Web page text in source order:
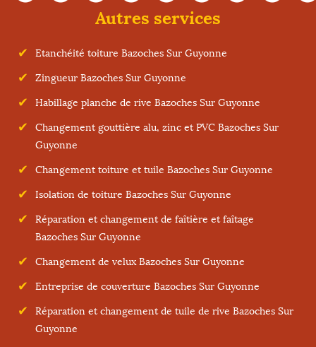
Autres services
Etanchéité toiture Bazoches Sur Guyonne
Zingueur Bazoches Sur Guyonne
Habillage planche de rive Bazoches Sur Guyonne
Changement gouttière alu, zinc et PVC Bazoches Sur
Guyonne
Changement toiture et tuile Bazoches Sur Guyonne
Isolation de toiture Bazoches Sur Guyonne
Réparation et changement de faîtière et faîtage
Bazoches Sur Guyonne
Changement de velux Bazoches Sur Guyonne
Entreprise de couverture Bazoches Sur Guyonne
Réparation et changement de tuile de rive Bazoches Sur
Guyonne